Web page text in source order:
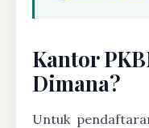
Kantor
Dimana?
Untuk